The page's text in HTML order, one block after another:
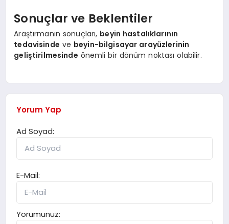
Sonuçlar ve Beklentiler
Araştırmanın sonuçları, beyin hastalıklarının
tedavisinde ve beyin-bilgisayar arayüzlerinin
geliştirilmesinde önemli bir dönüm noktası olabilir.
Yorum Yap
Ad Soyad:
E-Mail:
Yorumunuz: